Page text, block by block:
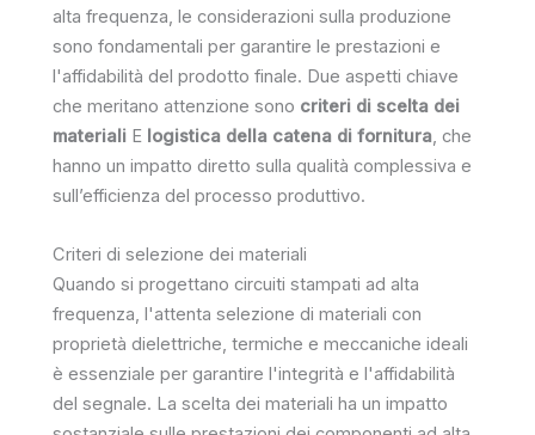
alta frequenza, le considerazioni sulla produzione
sono fondamentali per garantire le prestazioni e
l'affidabilità del prodotto finale. Due aspetti chiave
che meritano attenzione sono criteri di scelta dei
materiali E logistica della catena di fornitura, che
hanno un impatto diretto sulla qualità complessiva e
sull’efficienza del processo produttivo.
Criteri di selezione dei materiali
Quando si progettano circuiti stampati ad alta
frequenza, l'attenta selezione di materiali con
proprietà dielettriche, termiche e meccaniche ideali
è essenziale per garantire l'integrità e l'affidabilità
del segnale. La scelta dei materiali ha un impatto